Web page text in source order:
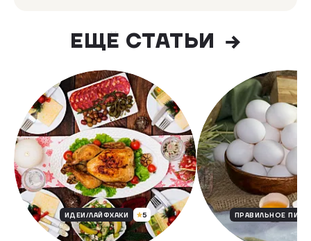
ЕЩЁ СТАТЬИ
ИДЕИ/ЛАЙФХАКИ 5 ПРАВИЛЬНОЕ